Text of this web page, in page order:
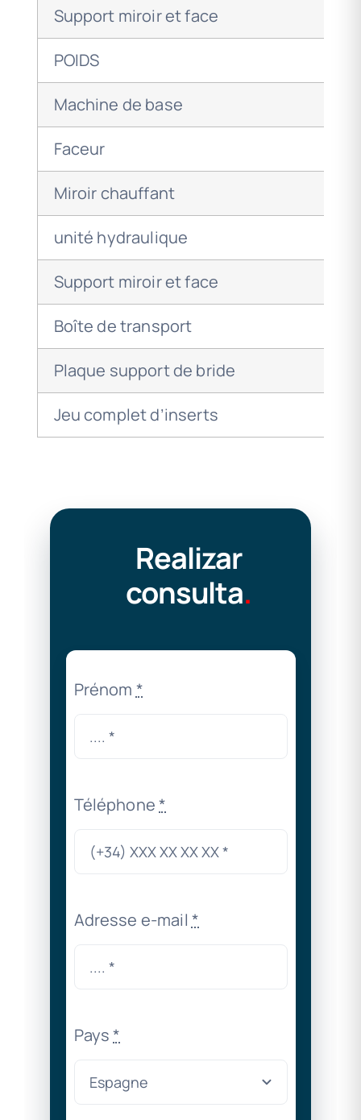
Support miroir et face
POIDS
Machine de base
Faceur
Miroir chauffant
unité hydraulique
Support miroir et face
Boîte de transport
Plaque support de bride
Jeu complet d’inserts
Realizar
consulta.
Prénom *
Téléphone*
Adresse e-mail *
Pays*